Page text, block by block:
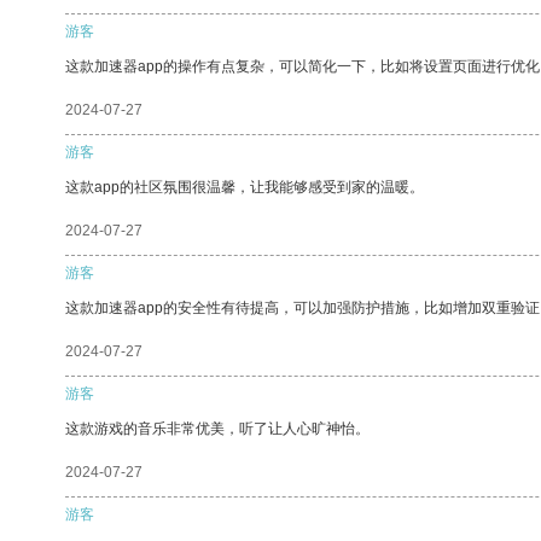
游客
这款加速器app的操作有点复杂，可以简化一下，比如将设置页面进行优
2024-07-27
游客
这款app的社区氛围很温馨，让我能够感受到家的温暖。
2024-07-27
游客
这款加速器app的安全性有待提高，可以加强防护措施，比如增加双重验
2024-07-27
游客
这款游戏的音乐非常优美，听了让人心旷神怡。
2024-07-27
游客